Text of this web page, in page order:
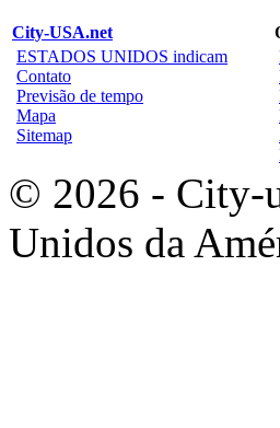
City-USA.net
ESTADOS UNIDOS indicam
Contato
Previsão de tempo
Mapa
Sitemap
© 2026 - City-
Unidos da